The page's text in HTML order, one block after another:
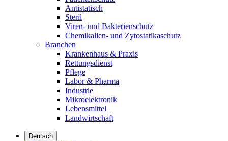
Antistatisch
Steril
Viren- und Bakterienschutz
Chemikalien- und Zytostatikaschutz
Branchen
Krankenhaus & Praxis
Rettungsdienst
Pflege
Labor & Pharma
Industrie
Mikroelektronik
Lebensmittel
Landwirtschaft
Deutsch